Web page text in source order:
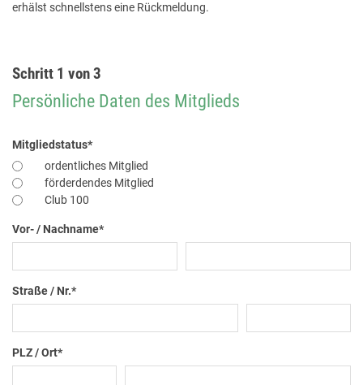
erhälst schnellstens eine Rückmeldung.
Schritt 1 von 3
Persönliche Daten des Mitglieds
Mitgliedstatus*
ordentliches Mitglied
förderdendes Mitglied
Club 100
Vor- / Nachname*
Straße / Nr.*
PLZ / Ort*